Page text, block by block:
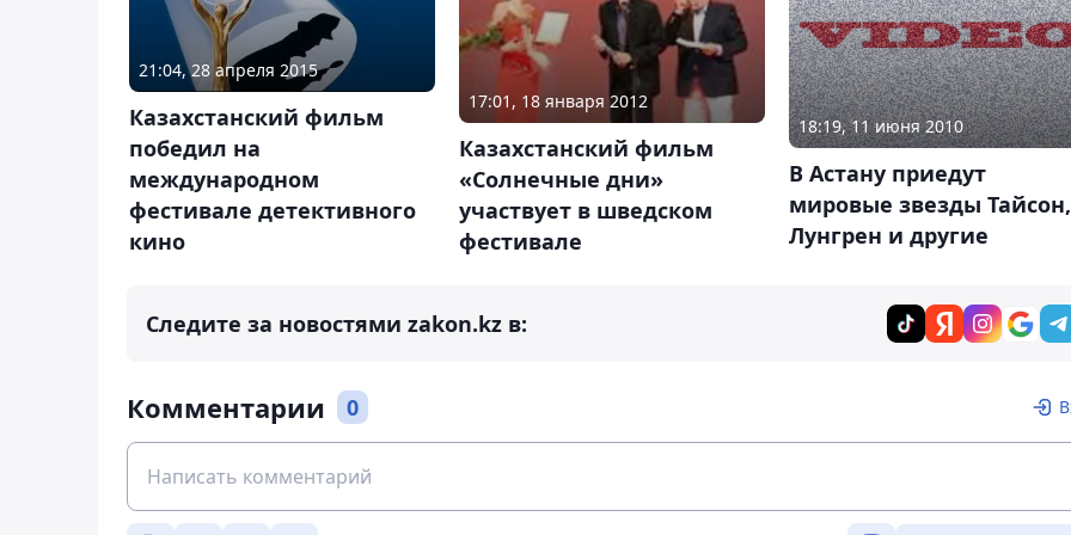
21:04, 28 апреля 2015
Казахстанский фильм
победил на
международном
фестивале детективного
кино
17:01, 18 января 2012
Казахстанский фильм
«Солнечные дни»
участвует в шведском
фестивале
18:19, 11 июня 2010
В Астану приедут
мировые звезды Тайсон,
Лунгрен и другие
Следите за новостями zakon.kz в:
Комментарии 0